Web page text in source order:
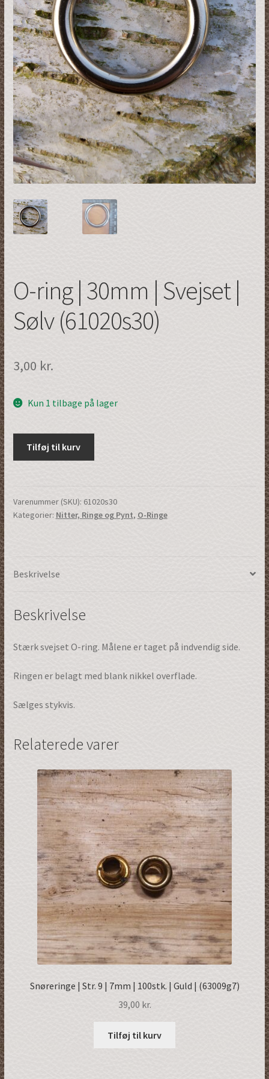
Restsalg
O-ring | 30mm | Svejset |
Sølv (61020s30)
3,00 kr.
Kun 1 tilbage på lager
|
Svejset
antal
Tilføj til kurv
Varenummer (SKU): 61020s30
Kategorier: Nitter, Ringe og Pynt, O-Ringe
Beskrivelse
Beskrivelse
Stærk svejset O-ring. Målene er taget på indvendig side.
Ringen er belagt med blank nikkel overflade.
Sælges stykvis.
Relaterede varer
Snøreringe | Str. 9 | 7mm | 100stk. | Guld | (63009g7)
39,00 kr.
Tilføj til kurv